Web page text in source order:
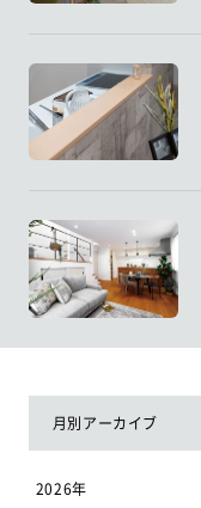
月別アーカイブ
2026年